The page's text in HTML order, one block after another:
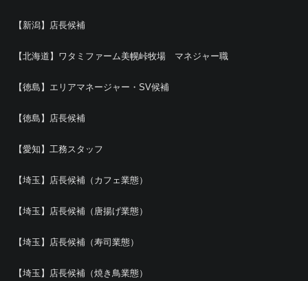
【新潟】店長候補
【北海道】ワタミファーム美幌峠牧場 マネジャー職
【徳島】エリアマネージャー・SV候補
【徳島】店長候補
【愛知】工務スタッフ
【埼玉】店長候補（カフェ業態）
【埼玉】店長候補（唐揚げ業態）
【埼玉】店長候補（寿司業態）
【埼玉】店長候補（焼き鳥業態）